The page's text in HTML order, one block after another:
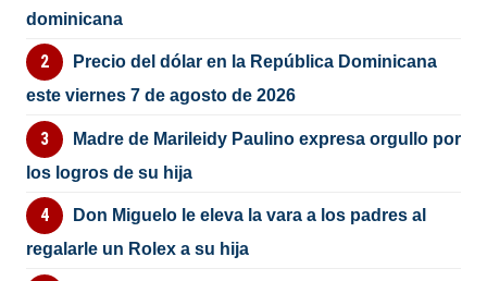
dominicana
Precio del dólar en la República Dominicana
este viernes 7 de agosto de 2026
Madre de Marileidy Paulino expresa orgullo por
los logros de su hija
Don Miguelo le eleva la vara a los padres al
regalarle un Rolex a su hija